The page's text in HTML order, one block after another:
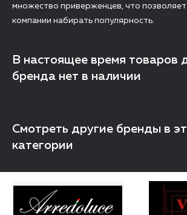
множество приверженцев, что
компании набирать популярность.
В настоящее время товаров
бренда нет в наличии
Смотреть другие бренды в
категории